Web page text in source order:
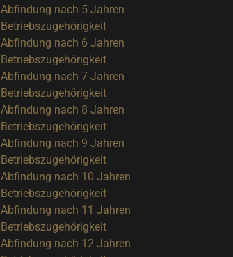
Abfindung nach 5 Jahren
Betriebszugehörigkeit
Abfindung nach 6 Jahren
Betriebszugehörigkeit
Abfindung nach 7 Jahren
Betriebszugehörigkeit
Abfindung nach 8 Jahren
Betriebszugehörigkeit
Abfindung nach 9 Jahren
Betriebszugehörigkeit
Abfindung nach 10 Jahren
Betriebszugehörigkeit
Abfindung nach 11 Jahren
Betriebszugehörigkeit
Abfindung nach 12 Jahren